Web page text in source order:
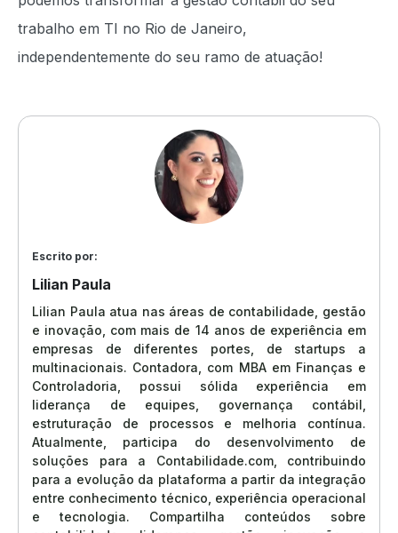
trabalho em TI no Rio de Janeiro,
independentemente do seu ramo de atuação!
Escrito por:
Lilian Paula
Lilian Paula atua nas áreas de contabilidade, gestão
e inovação, com mais de 14 anos de experiência em
empresas de diferentes portes, de startups a
multinacionais. Contadora, com MBA em Finanças e
Controladoria, possui sólida experiência em
liderança de equipes, governança contábil,
estruturação de processos e melhoria contínua.
Atualmente, participa do desenvolvimento de
soluções para a Contabilidade.com, contribuindo
para a evolução da plataforma a partir da integração
entre conhecimento técnico, experiência operacional
e tecnologia. Compartilha conteúdos sobre